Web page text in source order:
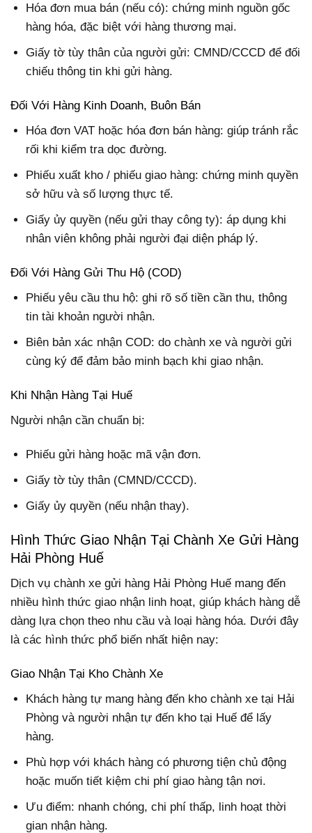
Hóa đơn mua bán (nếu có): chứng minh nguồn gốc
hàng hóa, đặc biệt với hàng thương mại.
Giấy tờ tùy thân của người gửi: CMND/CCCD để đối
chiếu thông tin khi gửi hàng.
Đối Với Hàng Kinh Doanh, Buôn Bán
Hóa đơn VAT hoặc hóa đơn bán hàng: giúp tránh rắc
rối khi kiểm tra dọc đường.
Phiếu xuất kho / phiếu giao hàng: chứng minh quyền
sở hữu và số lượng thực tế.
Giấy ủy quyền (nếu gửi thay công ty): áp dụng khi
nhân viên không phải người đại diện pháp lý.
Đối Với Hàng Gửi Thu Hộ (COD)
Phiếu yêu cầu thu hộ: ghi rõ số tiền cần thu, thông
tin tài khoản người nhận.
Biên bản xác nhận COD: do chành xe và người gửi
cùng ký để đảm bảo minh bạch khi giao nhận.
Khi Nhận Hàng Tại Huế
Người nhận cần chuẩn bị:
Phiếu gửi hàng hoặc mã vận đơn.
Giấy tờ tùy thân (CMND/CCCD).
Giấy ủy quyền (nếu nhận thay).
Hình Thức Giao Nhận Tại Chành Xe Gửi Hàng
Hải Phòng Huế
Dịch vụ chành xe gửi hàng Hải Phòng Huế mang đến
nhiều hình thức giao nhận linh hoạt, giúp khách hàng dễ
dàng lựa chọn theo nhu cầu và loại hàng hóa. Dưới đây
là các hình thức phổ biến nhất hiện nay:
Giao Nhận Tại Kho Chành Xe
Khách hàng tự mang hàng đến kho chành xe tại Hải
Phòng và người nhận tự đến kho tại Huế để lấy
hàng.
Phù hợp với khách hàng có phương tiện chủ động
hoặc muốn tiết kiệm chi phí giao hàng tận nơi.
Ưu điểm: nhanh chóng, chi phí thấp, linh hoạt thời
gian nhận hàng.